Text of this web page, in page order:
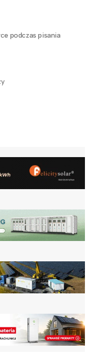
podczas pisania